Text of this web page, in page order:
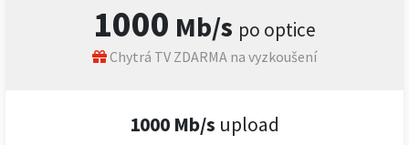
1000 Mb/s po optice
Chytrá TV ZDARMA na vyzkoušení
1000 Mb/s upload